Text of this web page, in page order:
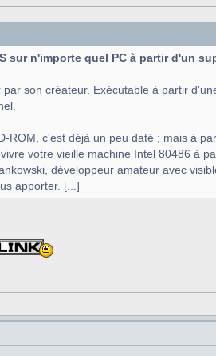
sur n'importe quel PC à partir d'un
son créateur. Exécutable à partir
c'est déjà un peu daté ; mais à
votre vieille machine Intel 80486 à
développeur amateur avec
apporter. [...]